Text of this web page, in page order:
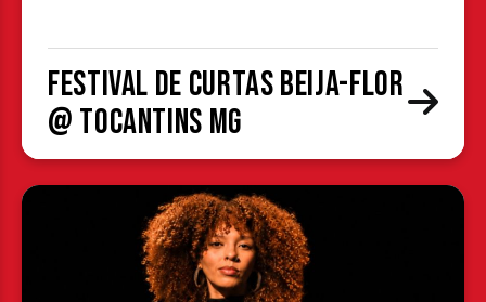
Festival de Curtas Beija-Flor
@ Tocantins MG